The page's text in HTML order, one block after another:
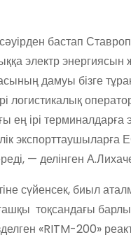
бастап
электр энергиясын
дамуы бізге
логистикалық
ірі терминалдарға
экспорттаушыларға
— делінген
сүйенсек, биыл
тоқсандағы
«RITM-200»